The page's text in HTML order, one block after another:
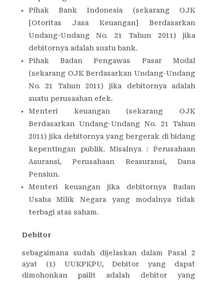
Pihak Bank Indonesia (sekarang OJK
[Otoritas Jasa Keuangan] Berdasarkan
Undang-Undang No. 21 Tahun 2011) jika
debitornya adalah suatu bank.
Pihak Badan Pengawas Pasar Modal
(sekarang OJK Berdasarkan Undang-Undang
No. 21 Tahun 2011) jika debitornya adalah
suatu perusaahan efek.
Menteri keuangan (sekarang OJK
Berdasarkan Undang-Undang No. 21 Tahun
2011) jika debitornya yang bergerak di bidang
kepentingan publik. Misalnya : Perusahaan
Asuransi, Perusahaan Reasuransi, Dana
Pensiun.
Menteri keuangan jika debitornya Badan
Usaha Milik Negara yang modalnya tidak
terbagi atas saham.
Debitor
sebagaimana sudah dijelaskan dalam Pasal 2
ayat (1) UUKPKPU, Debitor yang dapat
dimohonkan pailit adalah debitor yang